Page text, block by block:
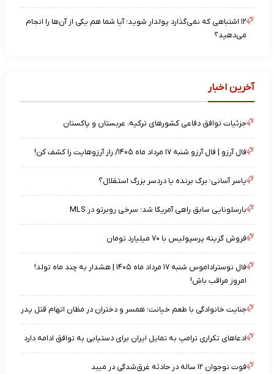
۱۲ اشتباهی که نمی‌گذارد پولدار شوید؛ آیا شما هم یکی از آن‌ها را انجام
می‌دهید؟
آخرین اخبار
جزئیات توافق دفاعی کشورهای ترکیه، عربستان و پاکستان
فال آرزو | فال آرزو شنبه ۱۷ مرداد ماه ۱۴۰۵/ راز آرزوهایت را کشف کن!
یاسر آسانی؛ برگ برنده یا دردسر بزرگ استقلال؟
بارسلونایی سابق راهی آمریکا شد؛ سرخی روبرتو در MLS
فروش گزینه پرسپولیس با ۷۰ میلیارد تومان
فال نوستراداموس شنبه ۱۷ مرداد ماه ۱۴۰۵ | هشدار به چند ماه تولد!
امروز مراقب باش!
جنایت خانوادگی با طعم خیانت؛ همسر و دختران در مظان اتهام قتل پدر
ادعاهای تکراری ترامپ به تمایل ایران برای دستیابی به توافق ادامه دارد
فوت نوجوان ۱۲ ساله در حادثه غرق‌شدگی در میبد